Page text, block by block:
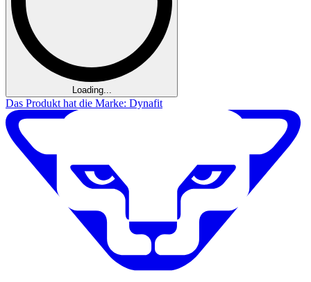
Loading...
Das Produkt hat die Marke: Dynafit